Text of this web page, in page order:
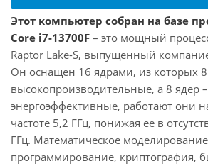
Этот компьютер собран на базе
Core i7-13700F – это мощный
Raptor Lake-S, выпущенный
Он оснащен 16 ядрами, из которых 8
высокопроизводительные, а 8 ядер –
энергоэффективные, работают они
частоте 5,2 ГГц, понижая ее в
ГГц. Математическое
программирование, криптография,